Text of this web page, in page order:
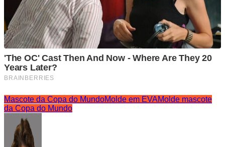
Mascote da Copa do MundoMolde em EVAMolde mascote
da Copa do Mundo